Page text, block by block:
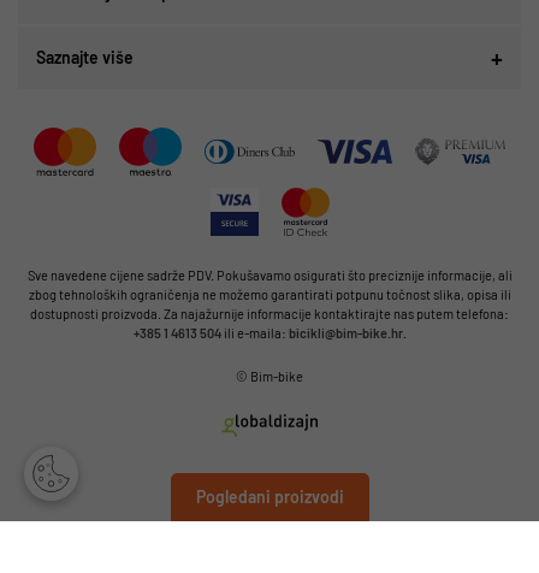
Pogledani proizvodi
Saznajte više
Sve navedene cijene sadrže PDV. Pokušavamo osigurati što preciznije informacije, ali
zbog tehnoloških ograničenja ne možemo garantirati potpunu točnost slika, opisa ili
dostupnosti proizvoda. Za najažurnije informacije kontaktirajte nas putem telefona:
+385 1 4613 504ili e-maila: bicikli@bim-bike.hr.
© Bim-bike